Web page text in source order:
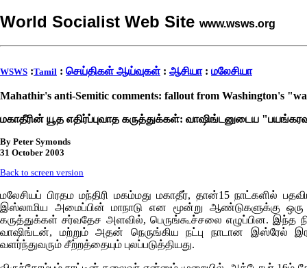
World Socialist Web Site www.wsws.org
WSWS :Tamil : செய்திகள் ஆய்வுகள் : ஆசியா : மலேசியா
Mahathir's anti-Semitic comments: fallout from Washington's
மகாதீரின் யூத எதிர்ப்புவாத கருத்துக்கள்: வாஷிங்டனுடைய
By Peter Symonds
31 October 2003
Back to screen version
மலேசியப் பிரதம மந்திரி மகம்மது மகாதீர், தான்15 நாட்களில்
இஸ்லாமிய அமைப்பின் மாநாடு என மூன்று ஆண்டுகளுக்கு ஒரு
கருத்துக்கள் சர்வதேச அளவில், பெருங்கூச்சலை எழுப்பின. இந்த
வாஷிங்டன், மற்றும் அதன் நெருங்கிய நட்பு நாடான இஸ்ரேல்
வளர்ந்துவரும் சீற்றத்தையும் புலப்படுத்தியது.